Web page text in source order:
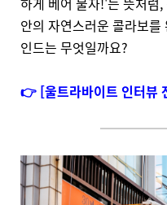
안의 자연스러운 콜라보
인드는 무엇일까요?
👉 [울트라바이트 인터뷰